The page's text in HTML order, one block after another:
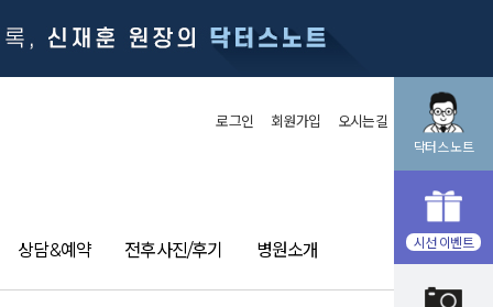
상담&예약 전후사진/후기 병원소개
로그인 회원가입 오시는길
닥터스 노트
시선 이벤트